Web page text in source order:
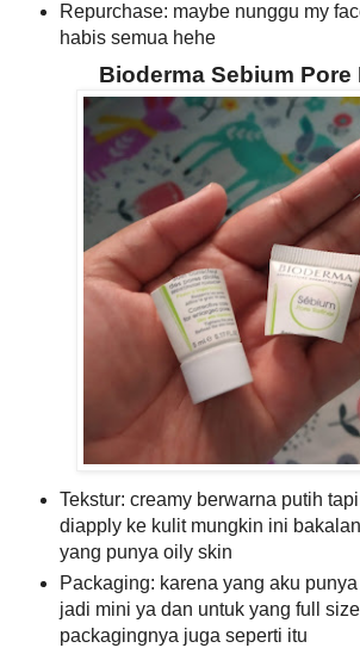
Repurchase: maybe nunggu my
habis semua hehe
Bioderma Sebium Pore
Tekstur: creamy berwarna putih
diapply ke kulit mungkin ini
yang punya oily skin
Packaging: karena yang aku
jadi mini ya dan untuk yang full
packagingnya juga seperti itu